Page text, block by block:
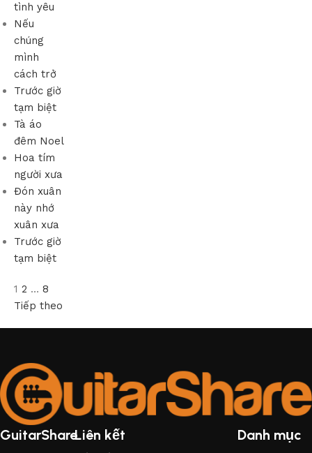
tình yêu
Nếu
chúng
mình
cách trở
Trước giờ
tạm biệt
Tà áo
đêm Noel
Hoa tím
người xưa
Đón xuân
này nhớ
xuân xưa
Trước giờ
tạm biệt
1 2 … 8
Tiếp theo
GuitarShareLiên kết Danh mục